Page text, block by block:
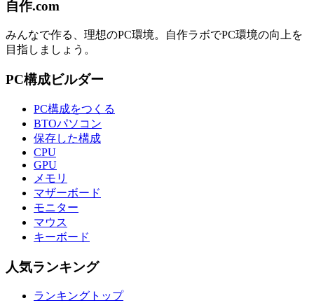
自作.com
みんなで作る、理想のPC環境。 自作ラボでPC環境の向上を
目指しましょう。
PC構成ビルダー
PC構成をつくる
BTOパソコン
保存した構成
CPU
GPU
メモリ
マザーボード
モニター
マウス
キーボード
人気ランキング
ランキングトップ